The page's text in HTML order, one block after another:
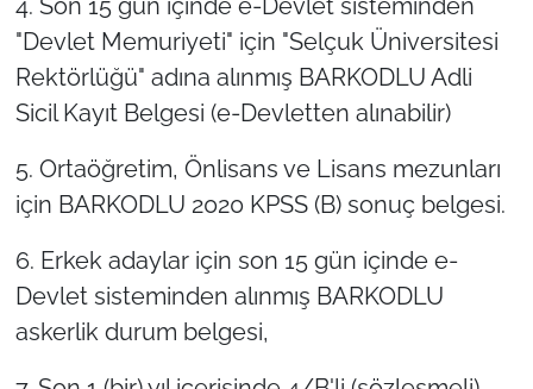
4. Son 15 gün içinde e-Devlet sisteminden
"Devlet Memuriyeti" için "Selçuk Üniversitesi
Rektörlüğü" adına alınmış BARKODLU Adli
Sicil Kayıt Belgesi (e-Devletten alınabilir)
5. Ortaöğretim, Önlisans ve Lisans mezunları
için BARKODLU 2020 KPSS (B) sonuç belgesi.
6. Erkek adaylar için son 15 gün içinde e-
Devlet sisteminden alınmış BARKODLU
askerlik durum belgesi,